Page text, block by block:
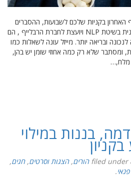
בקניות שלכם לשבועות, ההסברים
של ורוניקה מייזלר, דיאטנית קלינית בשיטת NLP ויועצת לחברת הרבלייף , הם
ובריאה יותר. מייזל עונה לשאלות כמו
ומסתבר שלא רק כמה אחוזי שומן יש בהן,
מלח,…
בננות במילוי
filed under הורים,הצגות וסרטים,חגים,
פנאי.